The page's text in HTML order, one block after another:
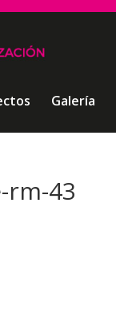
Galería
43